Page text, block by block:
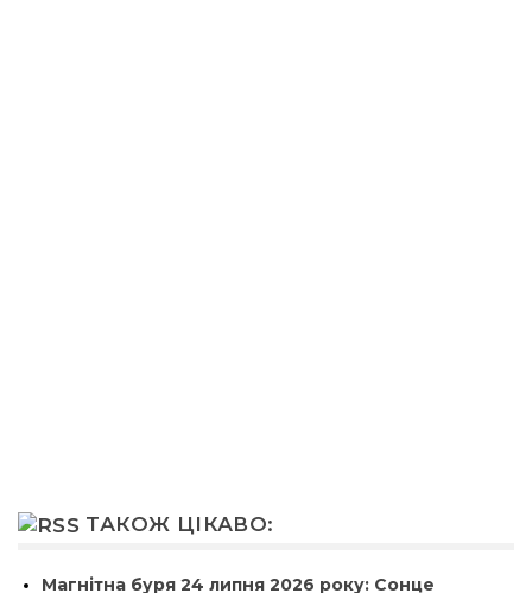
ТАКОЖ ЦІКАВО:
Магнітна буря 24 липня 2026 року: Сонце